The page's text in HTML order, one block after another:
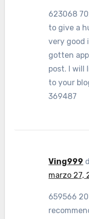
623068
to give a
very good
gotten
post. I will
to your
369487
Ving999
marzo 27,
659566